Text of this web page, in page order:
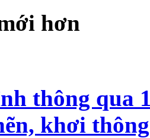
hơn
thông qua
khơi